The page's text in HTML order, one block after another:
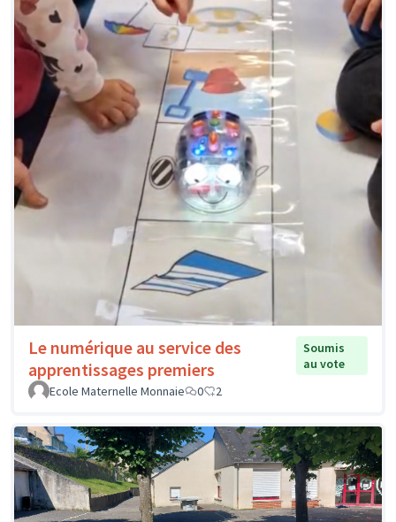
Le numérique au service des
apprentissages premiers
Soumis
au vote
Ecole Maternelle Monnaie
0 2